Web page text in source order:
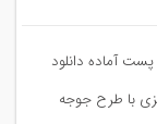
آماده دانلود
با طرح جوجه